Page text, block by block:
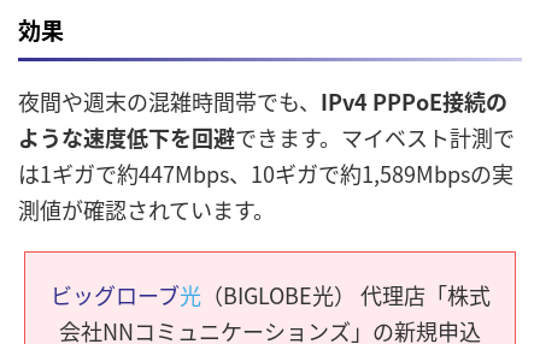
効果
夜間や週末の混雑時間帯でも、 IPv4 PPPoE接続の
ような速度低下を回避できます。マイベスト計測で
は1ギガで約447Mbps、10ギガで約1,589Mbpsの実
測値が確認されています。
ビッグローブ光（BIGLOBE光） 代理店「株式
会社NNコミュニケーションズ」の新規申込